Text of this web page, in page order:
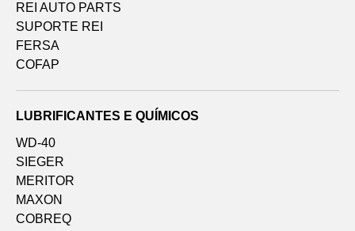
REI AUTO PARTS
SUPORTE REI
FERSA
COFAP
LUBRIFICANTES E QUÍMICOS
WD-40
SIEGER
MERITOR
MAXON
COBREQ